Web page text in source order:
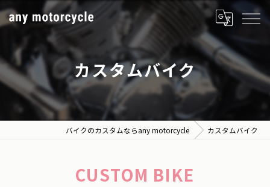
カスタムバイク
バイクのカスタムならany motorcycle カスタムバイク
CUSTOM BIKE